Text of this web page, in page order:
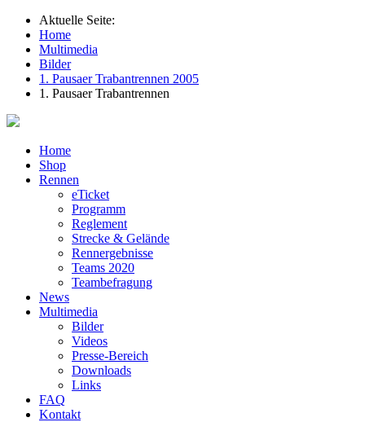
Aktuelle Seite:
Home
Multimedia
Bilder
1. Pausaer Trabantrennen 2005
1. Pausaer Trabantrennen
Home
Shop
Rennen
eTicket
Programm
Reglement
Strecke & Gelände
Rennergebnisse
Teams 2020
Teambefragung
News
Multimedia
Bilder
Videos
Presse-Bereich
Downloads
Links
FAQ
Kontakt